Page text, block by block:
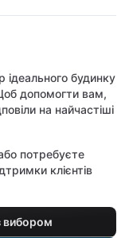
будинку
допомогти вам,
на найчастіші
потребуєте
клієнтів
вибором